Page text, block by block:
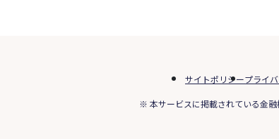
サイトポリシープライ
※ 本サービスに掲載されている金